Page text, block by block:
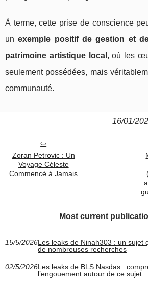
À terme, cette prise de conscience
unexemple positif de gestion et
patrimoine artistique local , où les
seulement possédées, mais
communauté.
16/01/
Zoran Petrovic : Un
Voyage Céleste
Commencé à Jamais
Most current
15/5/2026Les leaks de Ninah303 : un sujet
de nombreuses recherches
02/5/2026Les leaks de BLS Nasdas :
l’engouement autour de ce sujet